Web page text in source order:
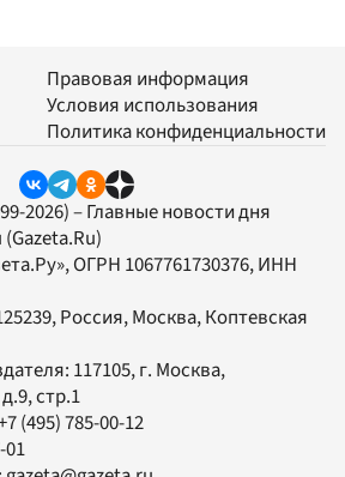
Правовая информация
Условия использования
Политика конфиденциальности
2026) – Главные новости дня
(Gazeta.Ru)
, ОГРН 1067761730376, ИНН
Россия, Москва, Коптевская
117105, г. Москва,
стр.1
(495) 785-00-12
01